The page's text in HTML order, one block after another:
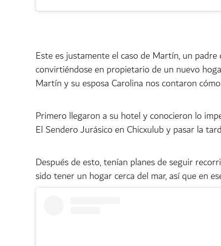
Este es justamente el caso de Martín, un
convirtiéndose en propietario de un nuevo
Martín y su esposa Carolina nos contaron
Primero llegaron a su hotel y conocieron lo
El Sendero Jurásico en Chicxulub y pasar la
Después de esto, tenían planes de seguir
sido tener un hogar cerca del mar, así que en